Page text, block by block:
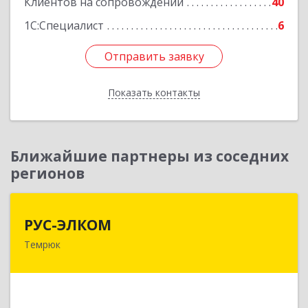
1С:Специалист
6
Отправить заявку
Показать контакты
Отправить заявку
Назад
Ближайшие партнеры из соседних
регионов
РУС-ЭЛКОМ
Темрюк
353500, Краснодарский край, Темрюкский р-н,